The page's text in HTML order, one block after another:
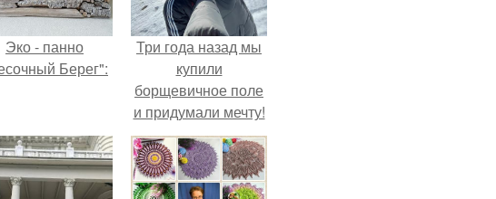
Эко - панно
Берег":
Три года назад мы
купили
борщевичное поле
и придумали мечту!